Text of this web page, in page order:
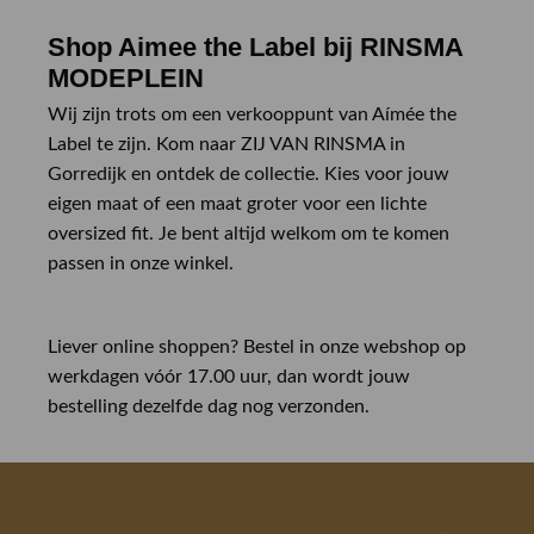
Shop Aimee the Label bij RINSMA
MODEPLEIN
Wij zijn trots om een verkooppunt van Aímée the
Label te zijn. Kom naar ZIJ VAN RINSMA in
Gorredijk en ontdek de collectie. Kies voor jouw
eigen maat of een maat groter voor een lichte
oversized fit. Je bent altijd welkom om te komen
passen in onze winkel.
Liever online shoppen? Bestel in onze webshop op
werkdagen vóór 17.00 uur, dan wordt jouw
bestelling dezelfde dag nog verzonden.